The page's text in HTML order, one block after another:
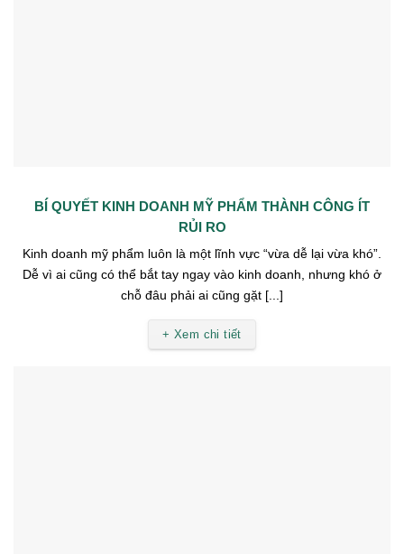
BÍ QUYẾT KINH DOANH MỸ PHẨM THÀNH CÔNG ÍT
RỦI RO
Kinh doanh mỹ phẩm luôn là một lĩnh vực “vừa dễ lại vừa khó”.
Dễ vì ai cũng có thể bắt tay ngay vào kinh doanh, nhưng khó ở
chỗ đâu phải ai cũng gặt [...]
+ Xem chi tiết